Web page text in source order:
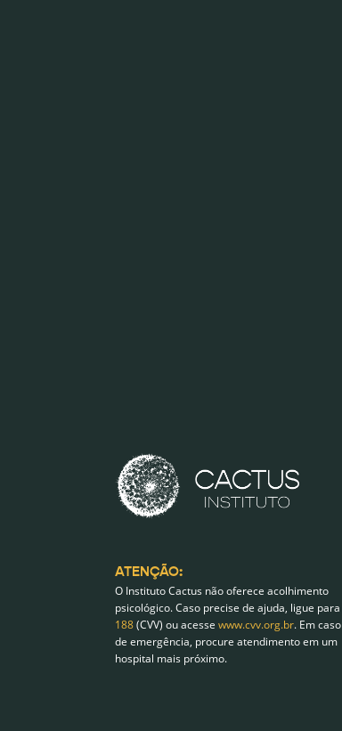
ATENÇÃO:
O Instituto Cactus não oferece acolhimento
psicológico. Caso precise de ajuda, ligue para
188(CVV) ou acessewww.cvv.org.br. Em caso
de emergência, procure atendimento em um
hospital mais próximo.